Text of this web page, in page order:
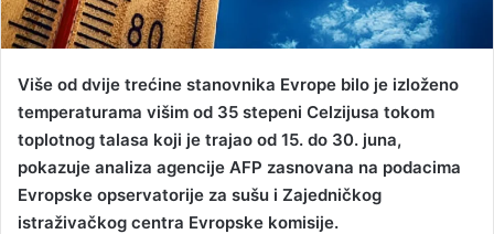
Više od dvije trećine stanovnika Evrope bilo je izloženo
temperaturama višim od 35 stepeni Celzijusa tokom
toplotnog talasa koji je trajao od 15. do 30. juna,
pokazuje analiza agencije AFP zasnovana na podacima
Evropske opservatorije za sušu i Zajedničkog
istraživačkog centra Evropske komisije.